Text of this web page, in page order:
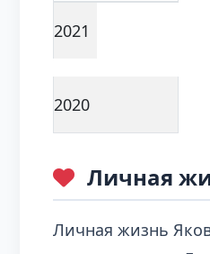
2021
2020
Личная
Личная жизнь